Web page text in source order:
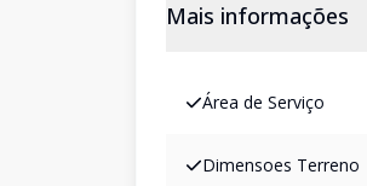
Mais informações
Área de Serviço
Dimensoes Terreno